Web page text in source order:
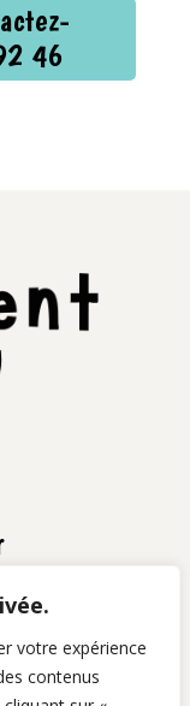
votre expérience
contenus
46
– livraison